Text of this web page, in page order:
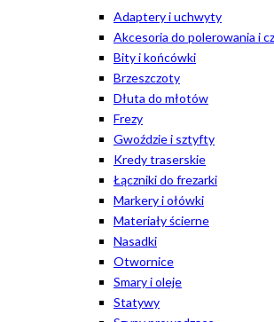
Adaptery i uchwyty
Akcesoria do polerowania i
Bity i końcówki
Brzeszczoty
Dłuta do młotów
Frezy
Gwoździe i sztyfty
Kredy traserskie
Łączniki do frezarki
Markery i ołówki
Materiały ścierne
Nasadki
Otwornice
Smary i oleje
Statywy